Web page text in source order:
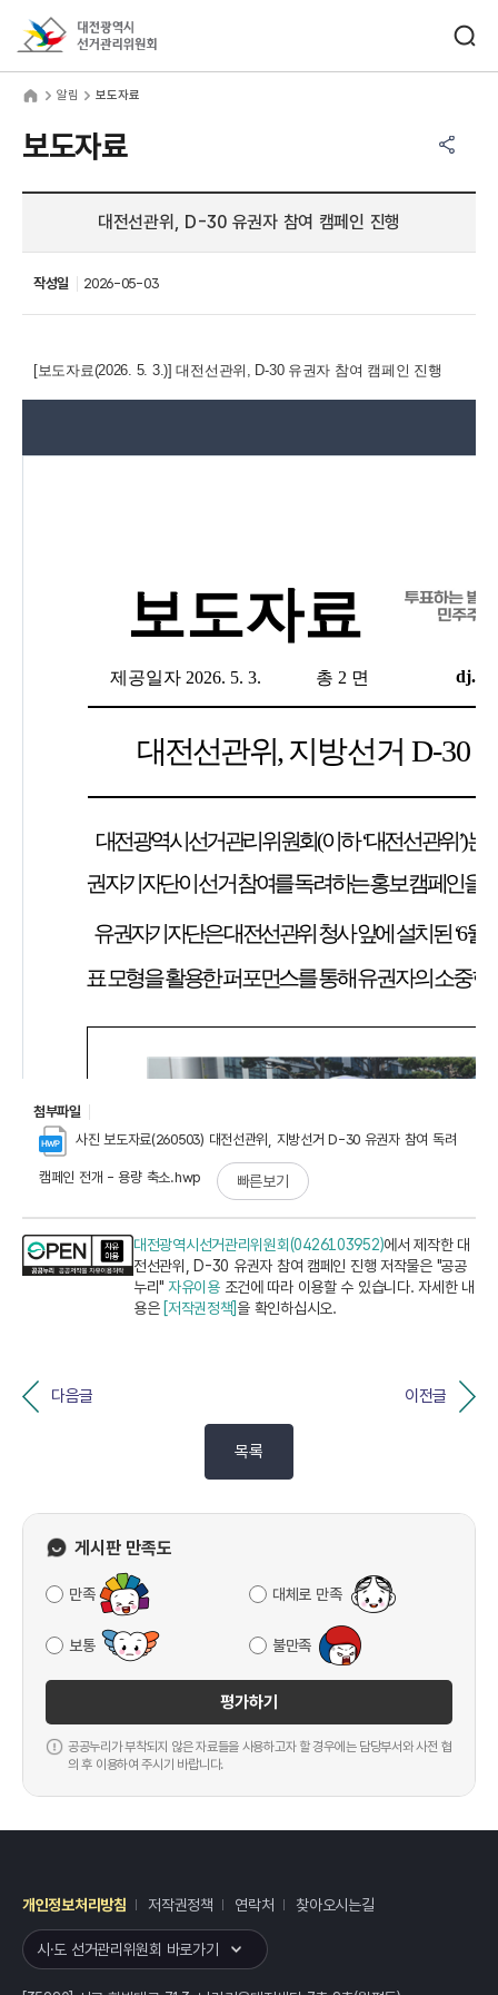
알림 보도자료
보도자료
대전선관위, D-30 유권자 참여 캠페인 진행
작성일 2026-05-03
[보도자료(2026. 5. 3.)]대전선관위, D-30 유권자 참여 캠페인 진행
첨부파일
사진 보도자료(260503) 대전선관위, 지방선거 D-30 유권자 참여 독려
캠페인 전개 - 용량 축소.hwp 빠른보기
대전광역시선거관리위원회(0426103952)에서 제작한 대
전선관위, D-30 유권자 참여 캠페인 진행 저작물은 "공공
누리" 자유이용조건에 따라 이용할 수 있습니다. 자세한 내
용은 [저작권정책]을 확인하십시오.
다음글 이전글
목록
게시판 만족도
만족 대체로 만족
보통 불만족
평가하기
공공누리가 부착되지 않은 자료들을 사용하고자 할 경우에는 담당부서와 사전 협
의 후 이용하여 주시기 바랍니다.
개인정보처리방침 저작권정책 연락처 찾아오시는길
시·도 선거관리위원회 바로가기